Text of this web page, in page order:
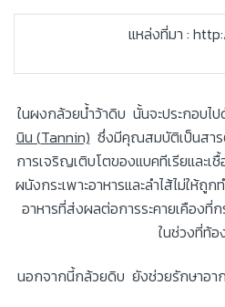
แหล่งที่มา :
ในผงกล้วยน้ำว้าดิบ นั้นจะประกอบไ
นิน (Tannin) ซึ่งมีคุณสมบัติเป็นสา
การเจริญเติบโตของแบคทีเรียและ
ผนังกระเพาะอาหารและลำไส้ไม่ให้ถู
อาหารที่ส่งผลต่อการระคายเคืองที่ก
ในช่วงที่ท้อ
นอกจากนี้กล้วยดิบ ยังช่วยรักษาอา